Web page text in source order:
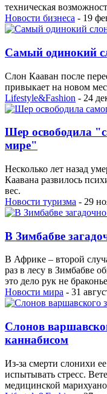
техническая
Новости бизнеса - 19
Самый одинокий
Слон Кааван после
привыкает на новом
Lifestyle&Fashion - 24
Шер освободила
мире"
Несколько лет назад
Каавана развилось
вес.
Новости туризма - 29
В Зимбабве
В Африке – второй
раз в лесу в Зимбабве
это дело рук не
Новости мира - 31
Слонов
каннабисом
Из-за смерти слонихи
испытывать стресс.
медицинской